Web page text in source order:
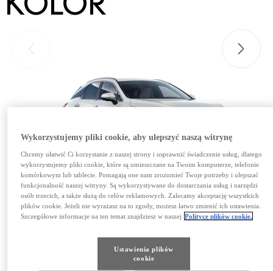
Wykorzystujemy pliki cookie, aby ulepszyć naszą witrynę
Chcemy ułatwić Ci korzystanie z naszej strony i usprawnić świadczenie usług, dlatego
wykorzystujemy pliki cookie, które są umieszczane na Twoim komputerze, telefonie
komórkowym lub tablecie. Pomagają one nam zrozumieć Twoje potrzeby i ulepszać
funkcjonalność naszej witryny. Są wykorzystywane do dostarczania usług i narzędzi
osób trzecich, a także służą do celów reklamowych. Zalecamy akceptację wszystkich
plików cookie. Jeżeli nie wyrażasz na to zgody, możesz łatwo zmienić ich ustawienia.
Szczegółowe informacje na ten temat znajdziesz w naszej Polityce plików cookie.
Ustawienia plików
cookie